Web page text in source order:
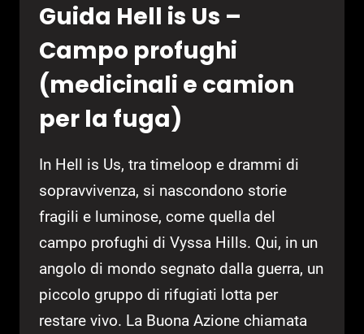
Guida Hell is Us –
Campo profughi
(medicinali e camion
per la fuga)
In Hell is Us, tra timeloop e drammi di
sopravvivenza, si nascondono storie
fragili e luminose, come quella del
campo profughi di Vyssa Hills. Qui, in un
angolo di mondo segnato dalla guerra, un
piccolo gruppo di rifugiati lotta per
restare vivo. La Buona Azione chiamata